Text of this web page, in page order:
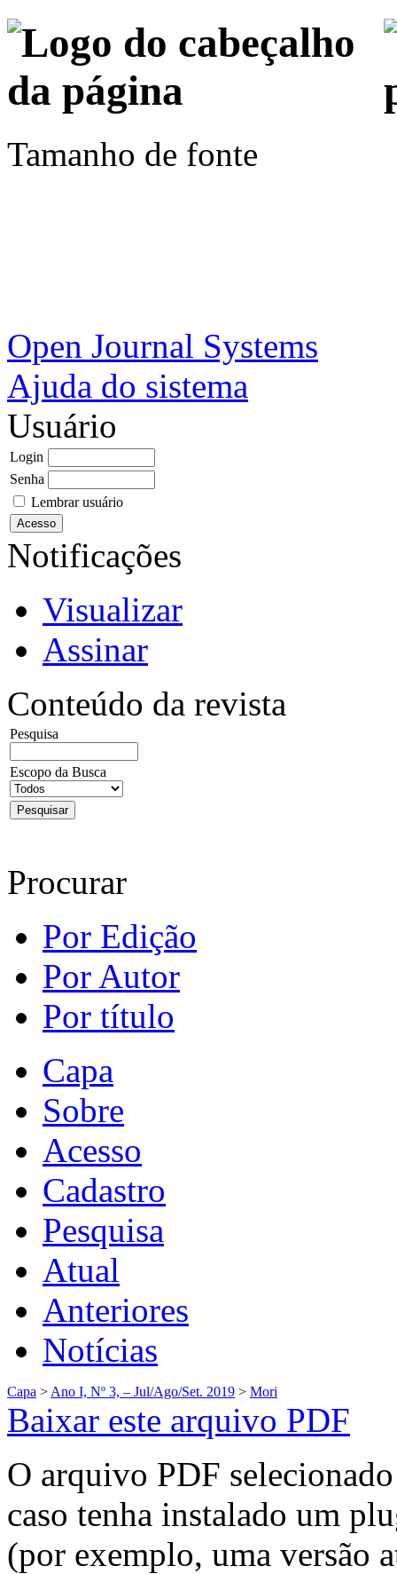
Tamanho de fonte
Open Journal Systems
Ajuda do sistema
Usuário
Login
Senha
Lembrar usuário
Notificações
Visualizar
Assinar
Conteúdo da revista
Pesquisa
Escopo da Busca
Procurar
Por Edição
Por Autor
Por título
Capa
Sobre
Acesso
Cadastro
Pesquisa
Atual
Anteriores
Notícias
Capa > Ano I, Nº 3, – Jul/Ago/Set. 2019 > Mori
Baixar este arquivo PDF
O arquivo PDF
caso tenha instalado um
(por exemplo, uma versão